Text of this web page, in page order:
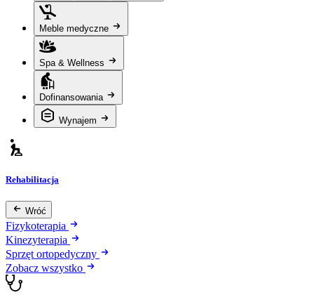
Meble medyczne
Spa & Wellness
Dofinansowania
Wynajem
Rehabilitacja
Wróć
Fizykoterapia
Kinezyterapia
Sprzęt ortopedyczny
Zobacz wszystko